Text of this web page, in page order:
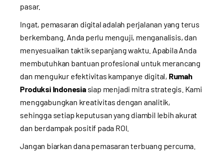
pasar.
Ingat, pemasaran digital adalah perjalanan yang terus
berkembang. Anda perlu menguji, menganalisis, dan
menyesuaikan taktik sepanjang waktu. Apabila Anda
membutuhkan bantuan profesional untuk merancang
dan mengukur efektivitas kampanye digital, Rumah
Produksi Indonesiasiap menjadi mitra strategis. Kami
menggabungkan kreativitas dengan analitik,
sehingga setiap keputusan yang diambil lebih akurat
dan berdampak positif pada ROI.
Jangan biarkan dana pemasaran terbuang percuma.